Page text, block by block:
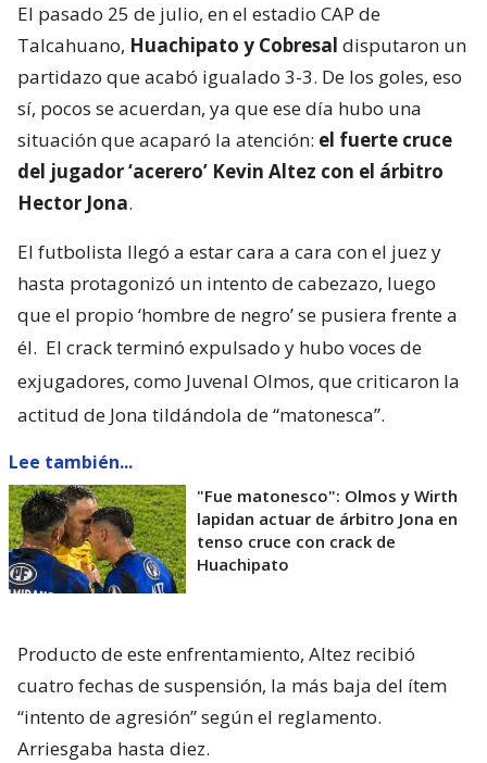
El pasado 25 de julio, en el estadio CAP de
Talcahuano, Huachipato y Cobresal disputaron un
partidazo que acabó igualado 3-3. De los goles, eso
sí, pocos se acuerdan, ya que ese día hubo una
situación que acaparó la atención: el fuerte cruce
del jugador ‘acerero’ Kevin Altez con el árbitro
Hector Jona.
El futbolista llegó a estar cara a cara con el juez y
hasta protagonizó un intento de cabezazo, luego
que el propio ‘hombre de negro’ se pusiera frente a
él. El crack terminó expulsado y hubo voces de
exjugadores, como Juvenal Olmos, que criticaron la
actitud de Jona tildándola de “matonesca”.
Lee también...
"Fue matonesco": Olmos y Wirth
lapidan actuar de árbitro Jona en
tenso cruce con crack de
Huachipato
Producto de este enfrentamiento, Altez recibió
cuatro fechas de suspensión, la más baja del ítem
“intento de agresión” según el reglamento.
Arriesgaba hasta diez.